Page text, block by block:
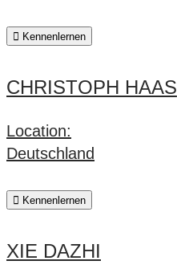
Kennenlernen
CHRISTOPH HAAS
Location:
Deutschland
Kennenlernen
XIE DAZHI